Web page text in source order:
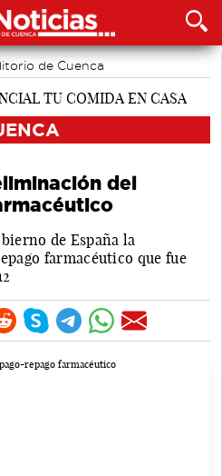
de Cuenca
del
de España la
farmacéutico que fue